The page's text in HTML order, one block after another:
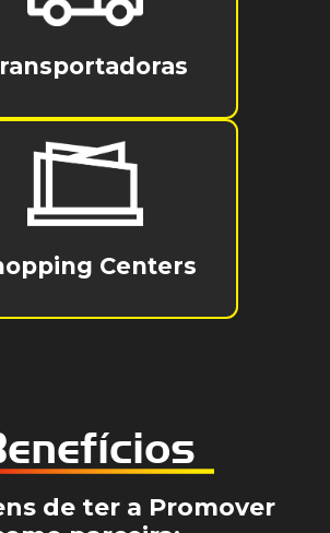
Centers
de ter a Promover